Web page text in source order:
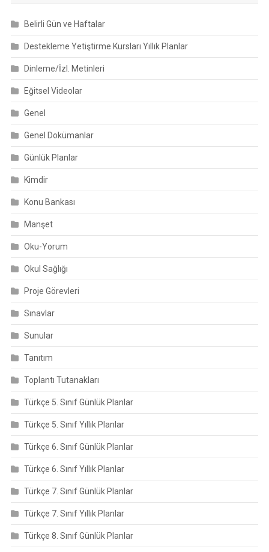
Belirli Gün ve Haftalar
Destekleme Yetiştirme Kursları Yıllık Planlar
Dinleme/İzl. Metinleri
Eğitsel Videolar
Genel
Genel Dokümanlar
Günlük Planlar
Kimdir
Konu Bankası
Manşet
Oku-Yorum
Okul Sağlığı
Proje Görevleri
Sınavlar
Sunular
Tanıtım
Toplantı Tutanakları
Türkçe 5. Sınıf Günlük Planlar
Türkçe 5. Sınıf Yıllık Planlar
Türkçe 6. Sınıf Günlük Planlar
Türkçe 6. Sınıf Yıllık Planlar
Türkçe 7. Sınıf Günlük Planlar
Türkçe 7. Sınıf Yıllık Planlar
Türkçe 8. Sınıf Günlük Planlar